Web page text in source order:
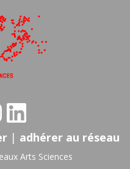
| adhérer au réseau
Arts Sciences